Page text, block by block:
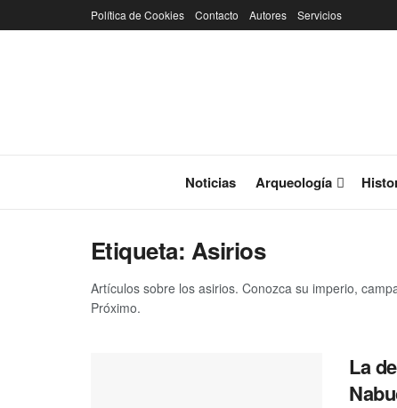
Política de Cookies Contacto Autores Servicios
Noticias Arqueología
Etiqueta: Asirios
Artículos sobre los asirios. Conozca su imperio,
Próximo.
La